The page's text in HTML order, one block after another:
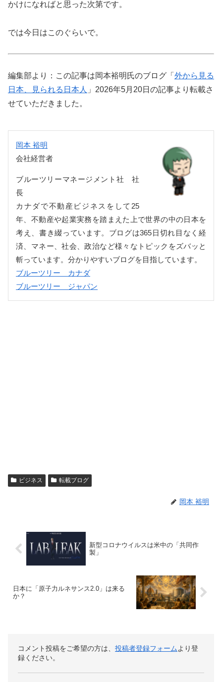
かけになればと思った次第です。
では今日はこのぐらいで。
編集部より：この記事は岡本裕明氏のブログ「 外から見る
日本、見られる日本人 」2026年5月20日の記事より転載さ
せていただきました。
岡本 裕明
会社経営者
ブルーツリーマネージメント社 社
長
カナダで不動産ビジネスをして25
年、不動産や起業実務を踏まえた上で世界の中の日本を
考え、書き綴っています。ブログは365日切れ目なく経
済、マネー、社会、政治など様々なトピックをズバッと
斬っています。分かりやすいブログを目指しています。
ブルーツリー カナダ
ブルーツリー ジャパン
ビジネス 転載ブログ
岡本 裕明
新型コロナウイルスは米中の「共同作
製」
日本に「原子力ルネサンス2.0」は来る
か？
コメント投稿をご希望の方は、 投稿者登録フォームより登
録ください。